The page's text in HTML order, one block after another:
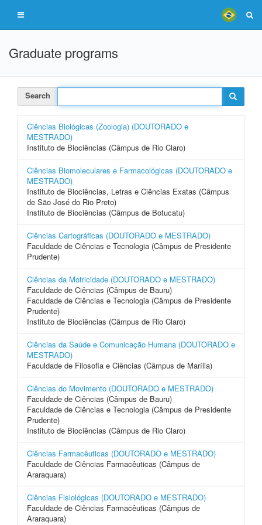
Graduate programs
Search
Ciências Biológicas (Zoologia) (DOUTORADO e
MESTRADO)
Instituto de Biociências (Câmpus de Rio Claro)
Ciências Biomoleculares e Farmacológicas (DOUTORADO e
MESTRADO)
Instituto de Biociências, Letras e Ciências Exatas (Câmpus
de São José do Rio Preto)
Instituto de Biociências (Câmpus de Botucatu)
Ciências Cartográficas (DOUTORADO e MESTRADO)
Faculdade de Ciências e Tecnologia (Câmpus de Presidente
Prudente)
Ciências da Motricidade (DOUTORADO e MESTRADO)
Faculdade de Ciências (Câmpus de Bauru)
Faculdade de Ciências e Tecnologia (Câmpus de Presidente
Prudente)
Instituto de Biociências (Câmpus de Rio Claro)
Ciências da Saúde e Comunicação Humana (DOUTORADO e
MESTRADO)
Faculdade de Filosofia e Ciências (Câmpus de Marília)
Ciências do Movimento (DOUTORADO e MESTRADO)
Faculdade de Ciências (Câmpus de Bauru)
Faculdade de Ciências e Tecnologia (Câmpus de Presidente
Prudente)
Instituto de Biociências (Câmpus de Rio Claro)
Ciências Farmacêuticas (DOUTORADO e MESTRADO)
Faculdade de Ciências Farmacêuticas (Câmpus de
Araraquara)
Ciências Fisiológicas (DOUTORADO e MESTRADO)
Faculdade de Ciências Farmacêuticas (Câmpus de
Araraquara)